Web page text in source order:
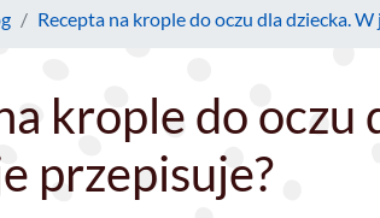
Recepta na krople do oczu dla dziecka.
krople do
przepisuje?